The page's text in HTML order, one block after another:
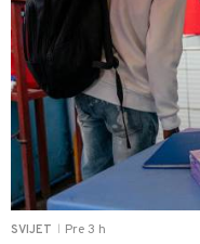
SVIJET Pre 3 h